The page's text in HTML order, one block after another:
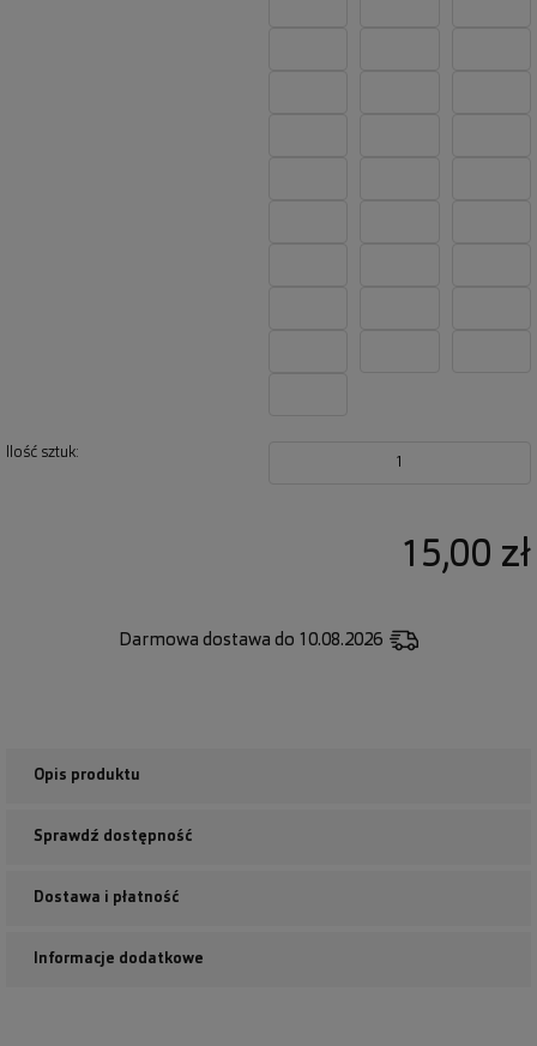
Ilość sztuk:
1
15,00 zł
Darmowa dostawa do 10.08.2026
Opis produktu
Sprawdź dostępność
Dostawa i płatność
Informacje dodatkowe